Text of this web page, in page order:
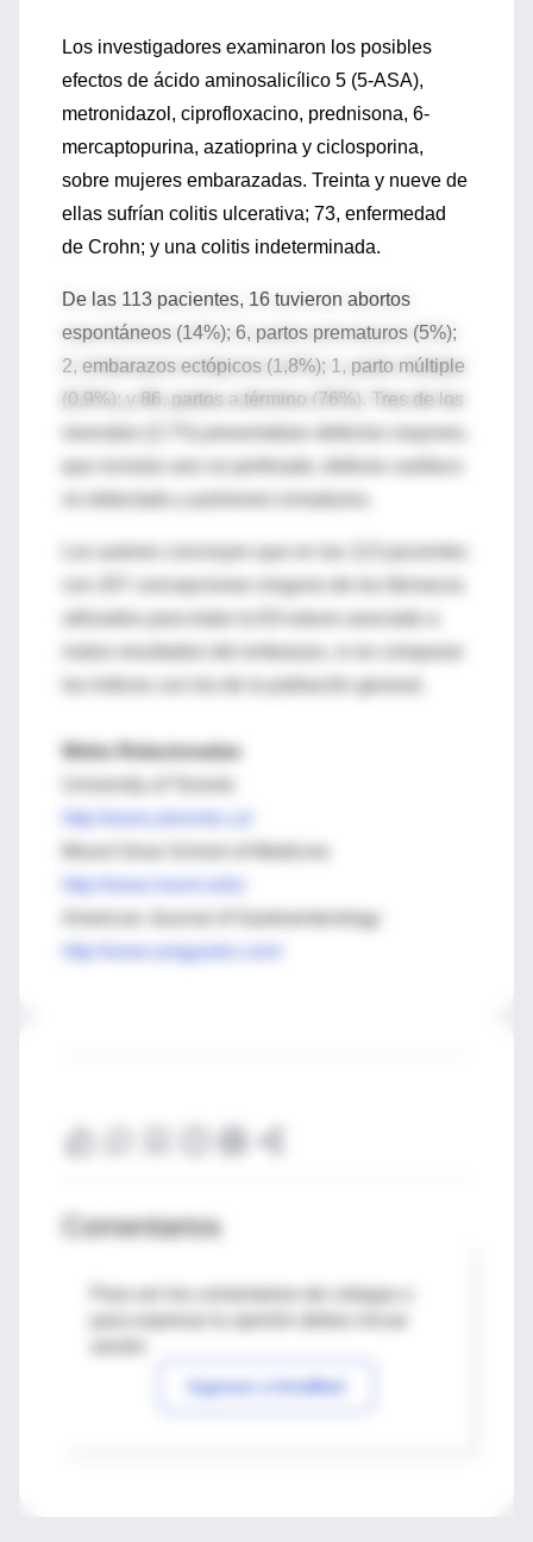
Los investigadores examinaron los posibles
efectos de ácido aminosalicílico 5 (5-ASA),
metronidazol, ciprofloxacino, prednisona, 6-
mercaptopurina, azatioprina y ciclosporina,
sobre mujeres embarazadas. Treinta y nueve de
ellas sufrían colitis ulcerativa; 73, enfermedad
de Crohn; y una colitis indeterminada.
De las 113 pacientes, 16 tuvieron abortos
espontáneos (14%); 6, partos prematuros (5%);
2, embarazos ectópicos (1,8%); 1, parto múltiple
(0,9%); y 86, partos a término (76%). Tres de los
neonatos (2,7%) presentaban defectos mayores,
con 207 concepciones ninguno de los fármacos
los índices con los de la población general.
Webs Relacionadas
American Journal of Gastroenterology
http://www.amjgastro.com/
Comentarios
Para ver los comentarios de colegas o
Ingresar a IntraMed